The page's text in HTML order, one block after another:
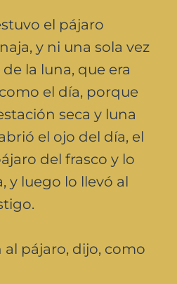
el pájaro
y ni una sola vez
la luna, que era
el día, porque
seca y luna
el ojo del día, el
del frasco y lo
y luego lo llevó al
pájaro, dijo, como